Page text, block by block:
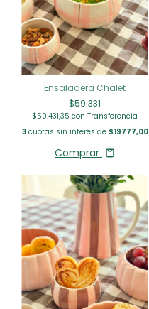
Ensaladera Chalet
$59.331
$50.431,35 con Transferencia
3cuotas sin interés de $19777,00
Comprar